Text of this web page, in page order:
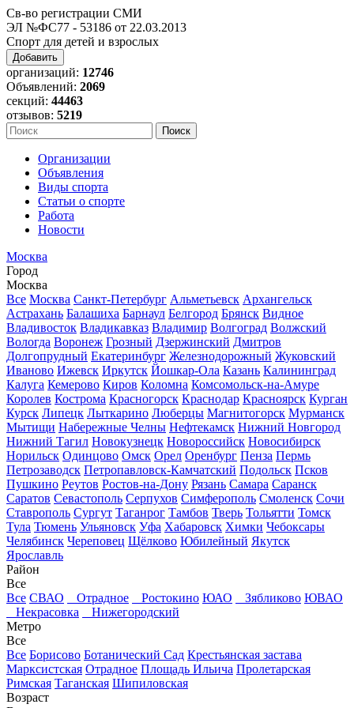
Св-во регистрации СМИ
ЭЛ №ФС77 - 53186 от 22.03.2013
Спорт для детей и взрослых
Добавить
организаций: 12746
Объявлений: 2069
секций: 44463
отзывов: 5219
Организации
Объявления
Виды спорта
Статьи о спорте
Работа
Новости
Москва
Город
Москва
Все Москва Санкт-Петербург Альметьевск Архангельск
Астрахань Балашиха Барнаул Белгород Брянск Видное
Владивосток Владикавказ Владимир Волгоград Волжский
Вологда Воронеж Грозный Дзержинский Дмитров
Долгопрудный Екатеринбург Железнодорожный Жуковский
Иваново Ижевск Иркутск Йошкар-Ола Казань Калининград
Калуга Кемерово Киров Коломна Комсомольск-на-Амуре
Королев Кострома Красногорск Краснодар Красноярск Курган
Курск Липецк Лыткарино Люберцы Магнитогорск Мурманск
Мытищи Набережные Челны Нефтекамск Нижний Новгород
Нижний Тагил Новокузнецк Новороссийск Новосибирск
Норильск Одинцово Омск Орел Оренбург Пенза Пермь
Петрозаводск Петропавловск-Камчатский Подольск Псков
Пушкино Реутов Ростов-на-Дону Рязань Самара Саранск
Саратов Севастополь Серпухов Симферополь Смоленск Сочи
Ставрополь Сургут Таганрог Тамбов Тверь Тольятти Томск
Тула Тюмень Ульяновск Уфа Хабаровск Химки Чебоксары
Челябинск Череповец Щёлково Юбилейный Якутск
Ярославль
Район
Все
Все СВАО Отрадное Ростокино ЮАО Зябликово ЮВАО
Некрасовка
Нижегородский
Метро
Все
Все Борисово Ботанический Сад Крестьянская застава
Марксистская Отрадное Площадь Ильича Пролетарская
Римская Таганская Шипиловская
Возраст